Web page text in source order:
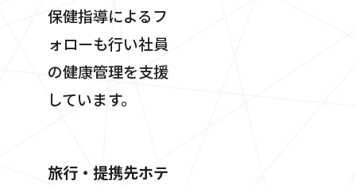
保健指導によるフ
ォローも行い社員
の健康管理を支援
しています。
旅行・提携先ホテ